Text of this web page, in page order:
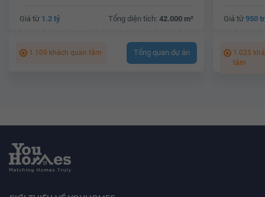
Giá từ 1.2 tỷ Tổng diện tích: 42.000 m²
1.109 khách quan tâm Tổng quan dự án
Giá từ 950
1.025
tâm